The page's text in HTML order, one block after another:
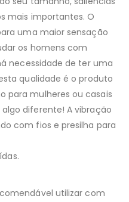
mais importantes. O
uma maior sensação
os homens com
necessidade de ter uma
qualidade é o produto
para mulheres ou casais
diferente! A vibração
com fios e presilha para
utilizar com